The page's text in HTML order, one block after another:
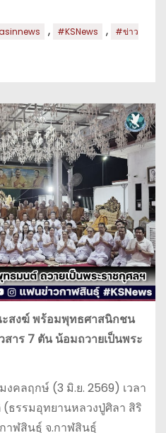
, #KSNews ,
#ข่าว
สงฆ์ พร้อมพุทธศาสนิกชน
าร 7 ตัน น้อมถวายเป็นพระ
คลฤกษ์ (3 มิ.ย. 2569) เวลา
ธรรมอุทยานหลวงปู่ศิลา สิริ
าฬสินธุ์ จ.กาฬสินธุ์